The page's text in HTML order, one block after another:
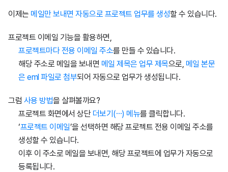
이제는 메일만 보내면 자동으로 프로젝트 업무를 생성할 수 있습니다.
프로젝트 이메일 기능을 활용하면,
프로젝트마다 전용 이메일 주소를 만들 수 있습니다.
해당 주소로 메일을 보내면 메일 제목은 업무 제목으로, 메일 본문
은 eml 파일로 첨부되어 자동으로 업무가 생성됩니다.
그럼 사용 방법을 살펴볼까요?
프로젝트 화면에서 상단 더보기(⋯) 메뉴를 클릭합니다.
‘프로젝트 이메일’을 선택하면 해당 프로젝트 전용 이메일 주소를
생성할 수 있습니다.
이후 이 주소로 메일을 보내면, 해당 프로젝트에 업무가 자동으로
등록됩니다.